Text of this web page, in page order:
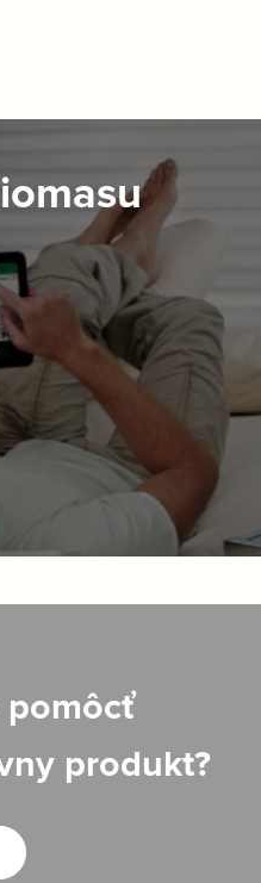
produkt?